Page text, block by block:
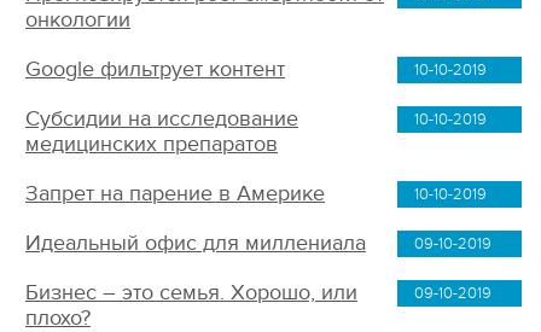
онкологии
10-10-2019
Google фильтрует контент
10-10-2019
Субсидии на исследование
медицинских препаратов
10-10-2019
Запрет на парение в Америке
09-10-2019
Идеальный офис для миллениала
09-10-2019
Бизнес – это семья. Хорошо, или
плохо?